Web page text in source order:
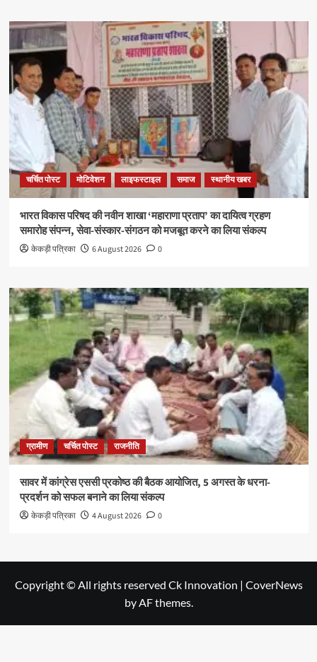
चर्चित पोस्ट मोटिवेशन लाइफस्टाइल समाज स्थानीय खबर
भारत विकास परिषद की नवीन शाखा ‘महाराणा प्रताप’ का दायित्व ग्रहण
समारोह संपन्न, सेवा-संस्कार-संगठन को मजबूत करने का लिया संकल्प
केकड़ी पत्रिका 6 August 2026 0
ग्रामीण चर्चित पोस्ट राजनीति
सावर में कांग्रेस एससी प्रकोष्ठ की बैठक आयोजित, 5 अगस्त के धरना-
प्रदर्शन को सफल बनाने का लिया संकल्प
केकड़ी पत्रिका 4 August 2026 0
Copyright © All rights reserved Ck Innovation | CoverNews
by AF themes.